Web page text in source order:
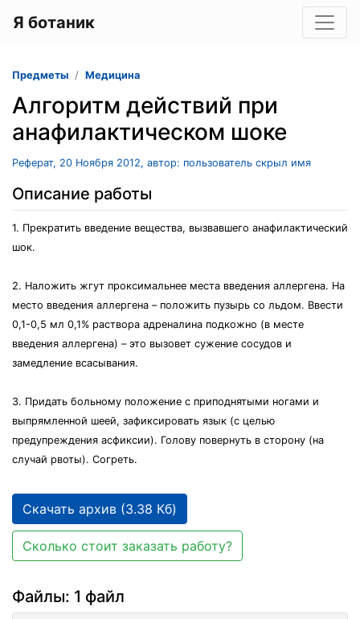
Я ботаник
Предметы Медицина
Алгоритм действий при
анафилактическом шоке
Реферат, 20 Ноября 2012, автор: пользователь скрыл имя
Описание работы
1. Прекратить введение вещества, вызвавшего анафилактический
шок.
2. Наложить жгут проксимальнее места введения аллергена. На
место введения аллергена – положить пузырь со льдом. Ввести
0,1-0,5 мл 0,1% раствора адреналина подкожно (в месте
введения аллергена) – это вызовет сужение сосудов и
замедление всасывания.
3. Придать больному положение с приподнятыми ногами и
выпрямленной шеей, зафиксировать язык (с целью
предупреждения асфиксии). Голову повернуть в сторону (на
случай рвоты). Согреть.
Скачать архив (3.38 Кб)
Сколько стоит заказать работу?
Файлы: 1 файл